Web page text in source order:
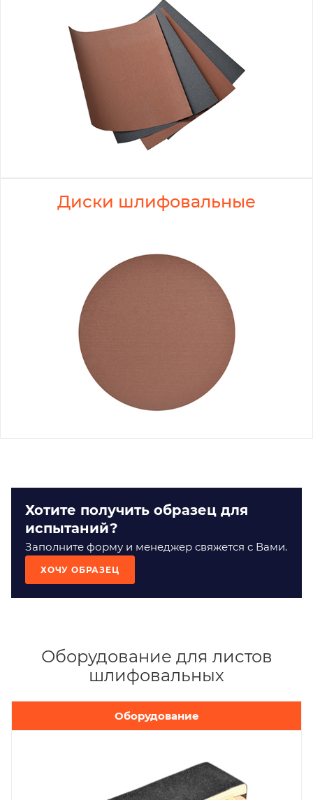
Диски шлифовальные
Хотите получить образец для
испытаний?
Заполните форму и менеджер свяжется с Вами.
ХОЧУ ОБРАЗЕЦ
Оборудование для листов
шлифовальных
Оборудование